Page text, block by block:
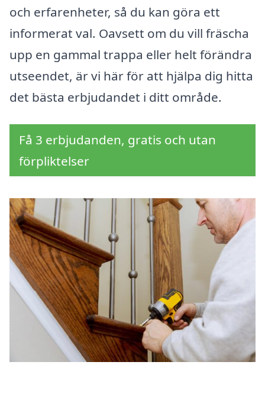
och erfarenheter, så du kan göra ett
informerat val. Oavsett om du vill fräscha
upp en gammal trappa eller helt förändra
utseendet, är vi här för att hjälpa dig hitta
det bästa erbjudandet i ditt område.
Få 3 erbjudanden, gratis och utan
förpliktelser